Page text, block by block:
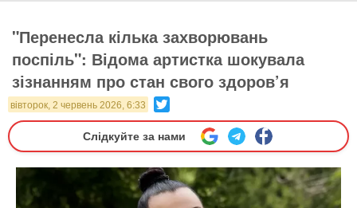
"Перенесла кілька захворювань
поспіль": Відома артистка шокувала
зізнанням про стан свого здоров’я
вівторок, 2 червень 2026, 6:33
Слідкуйте за нами